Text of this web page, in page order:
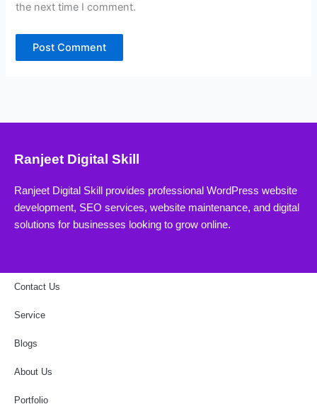
the next time I comment.
Ranjeet Digital Skill
Ranjeet Digital Skill provides professional WordPress website
development, SEO services, website maintenance, and digital
solutions for businesses looking to grow online.
Contact Us
Service
Blogs
About Us
Portfolio